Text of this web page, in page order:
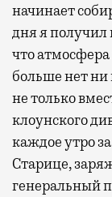
начинает
дня я получил
что атмосфера
больше нет
не только
клоунского
каждое утро
Старице,
генеральный